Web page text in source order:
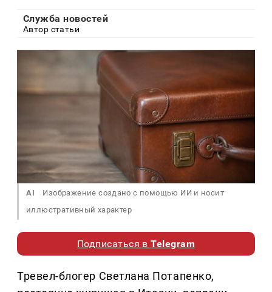
Служба новостей
Автор статьи
AI
Изображение создано с помощью ИИ и носит
иллюстративный характер
Подписаться вTelegram
Тревел-блогер Светлана Потапенко,